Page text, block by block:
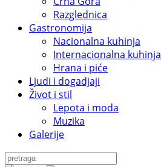
Razglednica
Gastronomija
Nacionalna kuhinja
Internacionalna kuhinja
Hrana i piće
Ljudi i dogadjaji
Život i stil
Lepota i moda
Muzika
Galerije